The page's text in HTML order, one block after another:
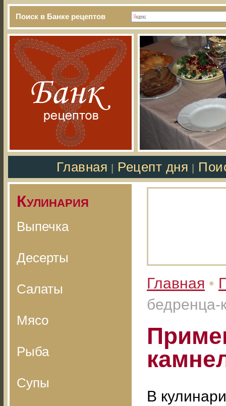
Поиск в Банке рецептов
Главная Рецепт дня
Кулинария
Выпечка
Десерты
Салаты
Мясо
Рыба
Супы
Главная •
бедренца-
В